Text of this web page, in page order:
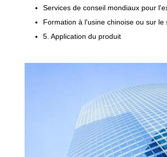
Services de conseil mondiaux pour
Formation à l'usine chinoise ou sur le
5. Application du produit